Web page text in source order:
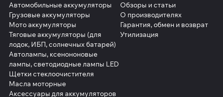
Автомобильные аккумуляторы
Грузовые аккумуляторы
Мото аккумуляторы
Тяговые аккумуляторы (для
лодок, ИБП, солнечных батарей)
Автолампы, ксенононовые
лампы, светодиодные лампы LED
Щетки стеклоочистителя
Масла моторные
Аксессуары для аккумуляторов
Обзоры и статьи
О производителях
Гарантия, обмен и возврат
Утилизация